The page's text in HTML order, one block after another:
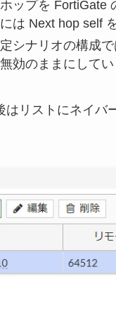
ップを FortiGate
は Next hop self
シナリオの構成
効のままにして
はリストにネイバ